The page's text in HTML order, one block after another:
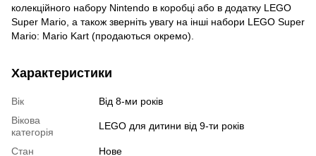
колекційного набору Nintendo в коробці або в додатку LEGO
Super Mario, а також зверніть увагу на інші набори LEGO Super
Mario: Mario Kart (продаються окремо).
Характеристики
Вік
Від 8-ми років
Вікова
категорія
LEGO для дитини від 9-ти років
Стан
Нове